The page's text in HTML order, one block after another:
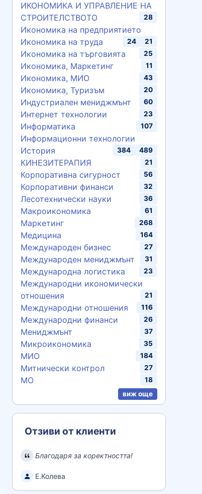
ИКОНОМИКА И УПРАВЛЕНИЕ НА
СТРОИТЕЛСТВОТО
28
Икономика на предприятието
21
Икономика на труда 24
Икономика на търговията 25
Икономика, Маркетинг 11
Икономика, МИО 43
Икономика, Туризъм 20
Индустриален мениджмънт 60
Интернет технологии 23
Информатика 107
Информационни технологии
489
История 384
КИНЕЗИТЕРАПИЯ 21
Корпоративна сигурност 56
Корпоративни финанси 32
Лесотехнически науки 36
Макроикономика 61
Маркетинг 268
Медицина 164
Международен бизнес 27
Международен мениджмънт 31
Международна логистика 23
Международни икономически
отношения
21
Международни отношения 116
Международни финанси 26
Мениджмънт 37
Микроикономика 35
МИО 184
Митнически контрол 27
МО
18
виж още
Отзиви от клиенти
Благодаря за коректността!
Е.Колева